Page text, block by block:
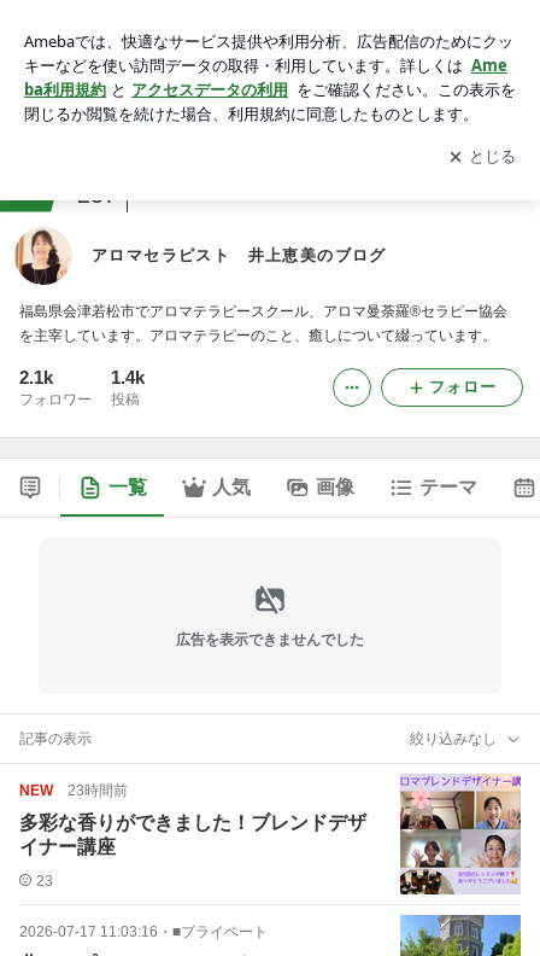
アプリをダウンロードして ブログの更新通知
を受け取りまし
ょう。
開く
257
アロマセラピスト 井上恵美のブログ
福島県会津若松市でアロマテラピースクール、アロマ曼荼羅®セラピー協会
を主宰しています。アロマテラピーのこと、癒しについて綴っています。
2.1k
フォロワー
1.4k
投稿
フォロー
一覧 人気 画像 テーマ
広告を表示できませんでした
記事の表示 絞り込みなし
NEW 23時間前
多彩な香りができました！ブレンドデザ
イナー講座
23
2026-07-17 11:03:16 ・ ■プライベート